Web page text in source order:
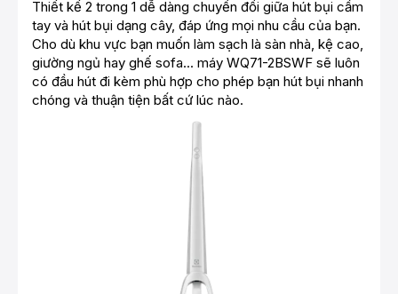
Thiết kế 2 trong 1 dễ dàng chuyển đổi giữa hút bụi cầm
tay và hút bụi dạng cây, đáp ứng mọi nhu cầu của bạn.
Cho dù khu vực bạn muốn làm sạch là sàn nhà, kệ cao,
giường ngủ hay ghế sofa... máy WQ71-2BSWF sẽ luôn
có đầu hút đi kèm phù hợp cho phép bạn hút bụi nhanh
chóng và thuận tiện bất cứ lúc nào.